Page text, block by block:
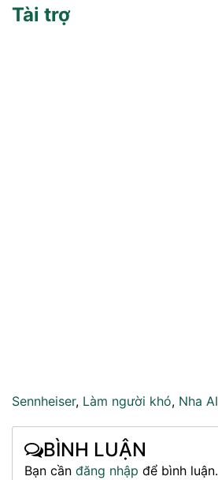
Tài trợ
Sennheiser, Làm người khó, Nha AI
BÌNH LUẬN
Bạn cần đăng nhập để bình luận.